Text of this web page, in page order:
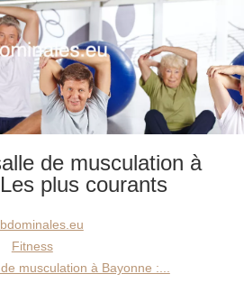
de musculation à
plus courants
Fitness
musculation à Bayonne :...